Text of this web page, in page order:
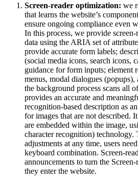
Screen-reader optimization: we
that learns the website’s
ensure ongoing compliance even
In this process, we provide
data using the ARIA set of
provide accurate form labels;
(social media icons, search icons,
guidance for form inputs; element
menus, modal dialogues
the background process scans all
provides an accurate and
recognition-based description as
for images that are not described.
are embedded within the image,
character recognition) technology.
adjustments at any time, users
keyboard combination. Screen-
announcements to turn the
they enter the website.